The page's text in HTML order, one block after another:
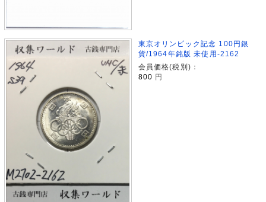
東京オリンピック記念 100円銀
貨/1964年銘版 未使用-2162
会員価格(税別)：
800 円